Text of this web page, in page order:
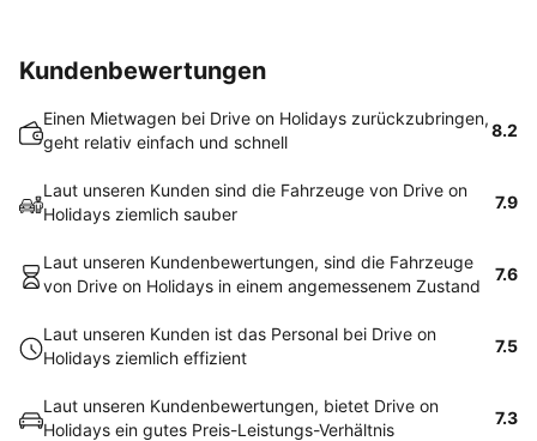
Kundenbewertungen
Einen Mietwagen bei Drive on Holidays zurückzubringen,
geht relativ einfach und schnell
8.2
Laut unseren Kunden sind die Fahrzeuge von Drive on
Holidays ziemlich sauber
7.9
Laut unseren Kundenbewertungen, sind die Fahrzeuge
von Drive on Holidays in einem angemessenem Zustand
7.6
Laut unseren Kunden ist das Personal bei Drive on
Holidays ziemlich effizient
7.5
Laut unseren Kundenbewertungen, bietet Drive on
Holidays ein gutes Preis-Leistungs-Verhältnis
7.3